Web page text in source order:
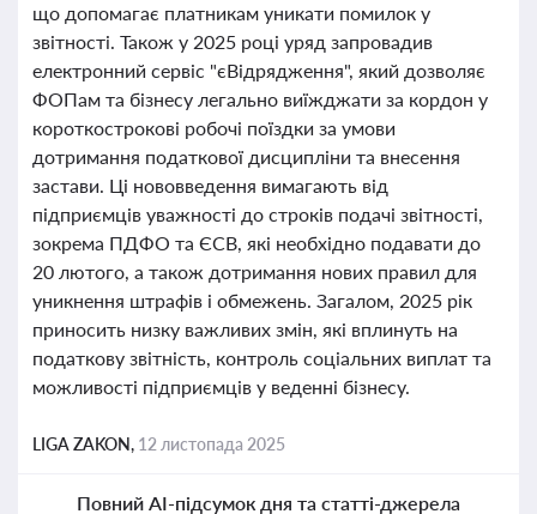
що допомагає платникам уникати помилок у
звітності. Також у 2025 році уряд запровадив
електронний сервіс "єВідрядження", який дозволяє
ФОПам та бізнесу легально виїжджати за кордон у
короткострокові робочі поїздки за умови
дотримання податкової дисципліни та внесення
застави. Ці нововведення вимагають від
підприємців уважності до строків подачі звітності,
зокрема ПДФО та ЄСВ, які необхідно подавати до
20 лютого, а також дотримання нових правил для
уникнення штрафів і обмежень. Загалом, 2025 рік
приносить низку важливих змін, які вплинуть на
податкову звітність, контроль соціальних виплат та
можливості підприємців у веденні бізнесу.
LIGA ZAKON, 12 листопада 2025
Повний AI-підсумок дня та статті-джерела